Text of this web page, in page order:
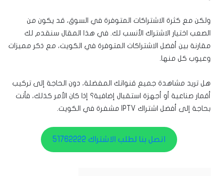
ولكن مع كثرة الاشتراكات المتوفرة في السوق، قد يكون من
الصعب اختيار الاشتراك الأنسب لك. في هذا المقال سنقدم لك
مقارنة بين أفضل الاشتراكات المتوفرة في الكويت، مع ذكر مميزات
وعيوب كل منها.
هل تريد مشاهدة جميع قنواتك المفضلة، دون الحاجة إلى تركيب
أقمار صناعية أو أجهزة استقبال إضافية؟ إذا كان الأمر كذلك، فأنت
بحاجة إلى أفضل اشتراك IPTV مشفرة في الكويت.
اتصل بنا لطلب الاشتراك 51762222